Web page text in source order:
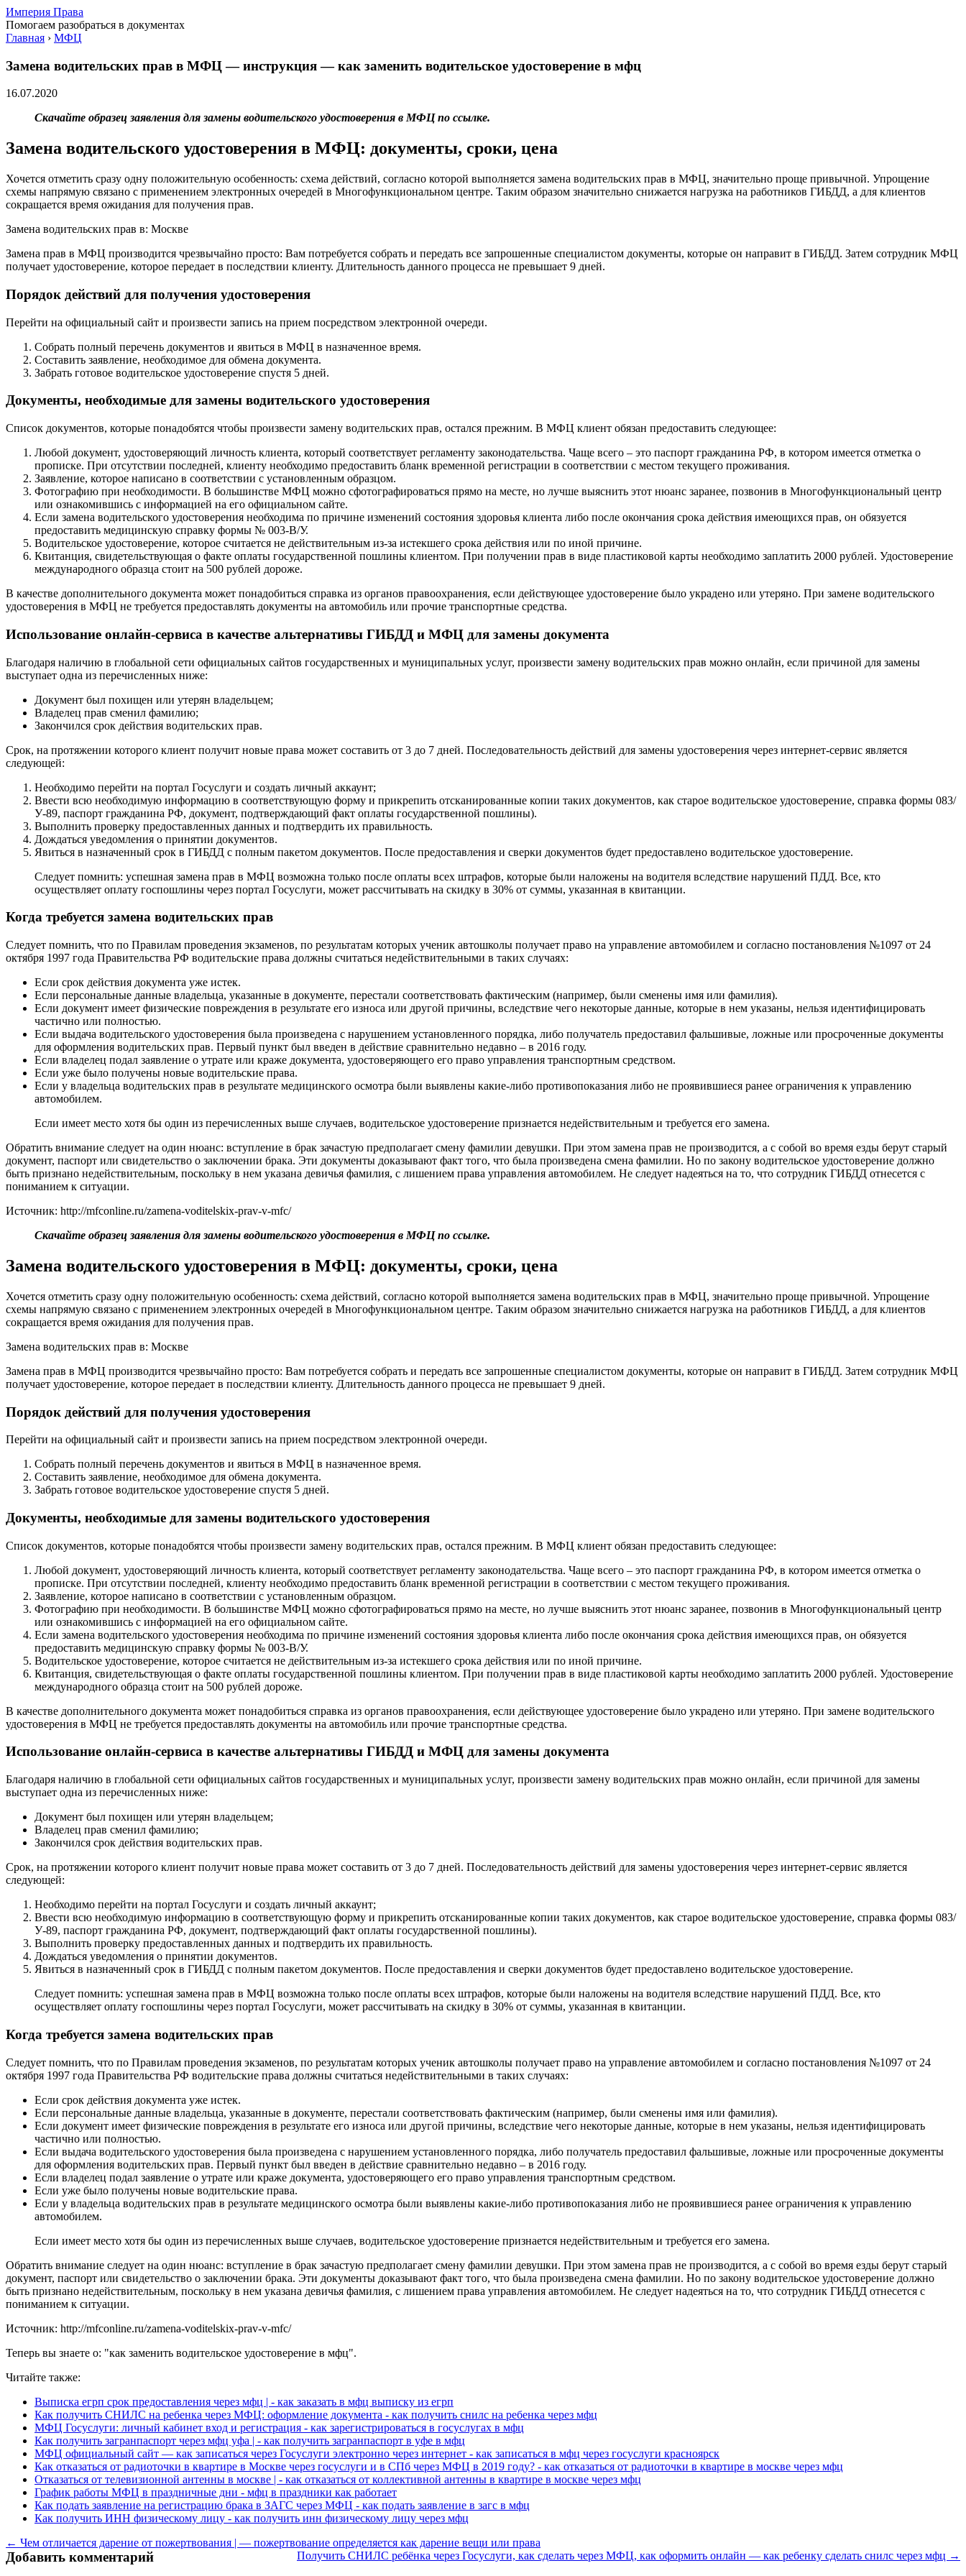
Империя Права
Помогаем разобраться в документах
Главная › МФЦ
Замена водительских прав в МФЦ — инструкция — как заменить водительское удостоверение в мфц
16.07.2020
Скачайте образец заявления для замены водительского удостоверения в МФЦ по ссылке.
Замена водительского удостоверения в МФЦ: документы, сроки, цена
Хочется отметить сразу одну положительную особенность: схема действий, согласно которой выполняется замена водительских прав в МФЦ, значительно проще привычной. Упрощение
схемы напрямую связано с применением электронных очередей в Многофункциональном центре. Таким образом значительно снижается нагрузка на работников ГИБДД, а для клиентов
сокращается время ожидания для получения прав.
Замена водительских прав в: Москве
Замена прав в МФЦ производится чрезвычайно просто: Вам потребуется собрать и передать все запрошенные специалистом документы, которые он направит в ГИБДД. Затем сотрудник МФЦ
получает удостоверение, которое передает в последствии клиенту. Длительность данного процесса не превышает 9 дней.
Порядок действий для получения удостоверения
Перейти на официальный сайт и произвести запись на прием посредством электронной очереди.
Собрать полный перечень документов и явиться в МФЦ в назначенное время.
Составить заявление, необходимое для обмена документа.
Забрать готовое водительское удостоверение спустя 5 дней.
Документы, необходимые для замены водительского удостоверения
Список документов, которые понадобятся чтобы произвести замену водительских прав, остался прежним. В МФЦ клиент обязан предоставить следующее:
Любой документ, удостоверяющий личность клиента, который соответствует регламенту законодательства. Чаще всего – это паспорт гражданина РФ, в котором имеется отметка о
прописке. При отсутствии последней, клиенту необходимо предоставить бланк временной регистрации в соответствии с местом текущего проживания.
Заявление, которое написано в соответствии с установленным образцом.
Фотографию при необходимости. В большинстве МФЦ можно сфотографироваться прямо на месте, но лучше выяснить этот нюанс заранее, позвонив в Многофункциональный центр
или ознакомившись с информацией на его официальном сайте.
Если замена водительского удостоверения необходима по причине изменений состояния здоровья клиента либо после окончания срока действия имеющихся прав, он обязуется
предоставить медицинскую справку формы № 003-В/У.
Водительское удостоверение, которое считается не действительным из-за истекшего срока действия или по иной причине.
Квитанция, свидетельствующая о факте оплаты государственной пошлины клиентом. При получении прав в виде пластиковой карты необходимо заплатить 2000 рублей. Удостоверение
международного образца стоит на 500 рублей дороже.
В качестве дополнительного документа может понадобиться справка из органов правоохранения, если действующее удостоверение было украдено или утеряно. При замене водительского
удостоверения в МФЦ не требуется предоставлять документы на автомобиль или прочие транспортные средства.
Использование онлайн-сервиса в качестве альтернативы ГИБДД и МФЦ для замены документа
Благодаря наличию в глобальной сети официальных сайтов государственных и муниципальных услуг, произвести замену водительских прав можно онлайн, если причиной для замены
выступает одна из перечисленных ниже:
Документ был похищен или утерян владельцем;
Владелец прав сменил фамилию;
Закончился срок действия водительских прав.
Срок, на протяжении которого клиент получит новые права может составить от 3 до 7 дней. Последовательность действий для замены удостоверения через интернет-сервис является
следующей:
Необходимо перейти на портал Госуслуги и создать личный аккаунт;
Ввести всю необходимую информацию в соответствующую форму и прикрепить отсканированные копии таких документов, как старое водительское удостоверение, справка формы 083/
У-89, паспорт гражданина РФ, документ, подтверждающий факт оплаты государственной пошлины).
Выполнить проверку предоставленных данных и подтвердить их правильность.
Дождаться уведомления о принятии документов.
Явиться в назначенный срок в ГИБДД с полным пакетом документов. После предоставления и сверки документов будет предоставлено водительское удостоверение.
Следует помнить: успешная замена прав в МФЦ возможна только после оплаты всех штрафов, которые были наложены на водителя вследствие нарушений ПДД. Все, кто
осуществляет оплату госпошлины через портал Госуслуги, может рассчитывать на скидку в 30% от суммы, указанная в квитанции.
Когда требуется замена водительских прав
Следует помнить, что по Правилам проведения экзаменов, по результатам которых ученик автошколы получает право на управление автомобилем и согласно постановления №1097 от 24
октября 1997 года Правительства РФ водительские права должны считаться недействительными в таких случаях:
Если срок действия документа уже истек.
Если персональные данные владельца, указанные в документе, перестали соответствовать фактическим (например, были сменены имя или фамилия).
Если документ имеет физические повреждения в результате его износа или другой причины, вследствие чего некоторые данные, которые в нем указаны, нельзя идентифицировать
частично или полностью.
Если выдача водительского удостоверения была произведена с нарушением установленного порядка, либо получатель предоставил фальшивые, ложные или просроченные документы
для оформления водительских прав. Первый пункт был введен в действие сравнительно недавно – в 2016 году.
Если владелец подал заявление о утрате или краже документа, удостоверяющего его право управления транспортным средством.
Если уже было получены новые водительские права.
Если у владельца водительских прав в результате медицинского осмотра были выявлены какие-либо противопоказания либо не проявившиеся ранее ограничения к управлению
автомобилем.
Если имеет место хотя бы один из перечисленных выше случаев, водительское удостоверение признается недействительным и требуется его замена.
Обратить внимание следует на один нюанс: вступление в брак зачастую предполагает смену фамилии девушки. При этом замена прав не производится, а с собой во время езды берут старый
документ, паспорт или свидетельство о заключении брака. Эти документы доказывают факт того, что была произведена смена фамилии. Но по закону водительское удостоверение должно
быть признано недействительным, поскольку в нем указана девичья фамилия, с лишением права управления автомобилем. Не следует надеяться на то, что сотрудник ГИБДД отнесется с
пониманием к ситуации.
Источник: http://mfconline.ru/zamena-voditelskix-prav-v-mfc/
Скачайте образец заявления для замены водительского удостоверения в МФЦ по ссылке.
Замена водительского удостоверения в МФЦ: документы, сроки, цена
Хочется отметить сразу одну положительную особенность: схема действий, согласно которой выполняется замена водительских прав в МФЦ, значительно проще привычной. Упрощение
схемы напрямую связано с применением электронных очередей в Многофункциональном центре. Таким образом значительно снижается нагрузка на работников ГИБДД, а для клиентов
сокращается время ожидания для получения прав.
Замена водительских прав в: Москве
Замена прав в МФЦ производится чрезвычайно просто: Вам потребуется собрать и передать все запрошенные специалистом документы, которые он направит в ГИБДД. Затем сотрудник МФЦ
получает удостоверение, которое передает в последствии клиенту. Длительность данного процесса не превышает 9 дней.
Порядок действий для получения удостоверения
Перейти на официальный сайт и произвести запись на прием посредством электронной очереди.
Собрать полный перечень документов и явиться в МФЦ в назначенное время.
Составить заявление, необходимое для обмена документа.
Забрать готовое водительское удостоверение спустя 5 дней.
Документы, необходимые для замены водительского удостоверения
Список документов, которые понадобятся чтобы произвести замену водительских прав, остался прежним. В МФЦ клиент обязан предоставить следующее:
Любой документ, удостоверяющий личность клиента, который соответствует регламенту законодательства. Чаще всего – это паспорт гражданина РФ, в котором имеется отметка о
прописке. При отсутствии последней, клиенту необходимо предоставить бланк временной регистрации в соответствии с местом текущего проживания.
Заявление, которое написано в соответствии с установленным образцом.
Фотографию при необходимости. В большинстве МФЦ можно сфотографироваться прямо на месте, но лучше выяснить этот нюанс заранее, позвонив в Многофункциональный центр
или ознакомившись с информацией на его официальном сайте.
Если замена водительского удостоверения необходима по причине изменений состояния здоровья клиента либо после окончания срока действия имеющихся прав, он обязуется
предоставить медицинскую справку формы № 003-В/У.
Водительское удостоверение, которое считается не действительным из-за истекшего срока действия или по иной причине.
Квитанция, свидетельствующая о факте оплаты государственной пошлины клиентом. При получении прав в виде пластиковой карты необходимо заплатить 2000 рублей. Удостоверение
международного образца стоит на 500 рублей дороже.
В качестве дополнительного документа может понадобиться справка из органов правоохранения, если действующее удостоверение было украдено или утеряно. При замене водительского
удостоверения в МФЦ не требуется предоставлять документы на автомобиль или прочие транспортные средства.
Использование онлайн-сервиса в качестве альтернативы ГИБДД и МФЦ для замены документа
Благодаря наличию в глобальной сети официальных сайтов государственных и муниципальных услуг, произвести замену водительских прав можно онлайн, если причиной для замены
выступает одна из перечисленных ниже:
Документ был похищен или утерян владельцем;
Владелец прав сменил фамилию;
Закончился срок действия водительских прав.
Срок, на протяжении которого клиент получит новые права может составить от 3 до 7 дней. Последовательность действий для замены удостоверения через интернет-сервис является
следующей:
Необходимо перейти на портал Госуслуги и создать личный аккаунт;
Ввести всю необходимую информацию в соответствующую форму и прикрепить отсканированные копии таких документов, как старое водительское удостоверение, справка формы 083/
У-89, паспорт гражданина РФ, документ, подтверждающий факт оплаты государственной пошлины).
Выполнить проверку предоставленных данных и подтвердить их правильность.
Дождаться уведомления о принятии документов.
Явиться в назначенный срок в ГИБДД с полным пакетом документов. После предоставления и сверки документов будет предоставлено водительское удостоверение.
Следует помнить: успешная замена прав в МФЦ возможна только после оплаты всех штрафов, которые были наложены на водителя вследствие нарушений ПДД. Все, кто
осуществляет оплату госпошлины через портал Госуслуги, может рассчитывать на скидку в 30% от суммы, указанная в квитанции.
Когда требуется замена водительских прав
Следует помнить, что по Правилам проведения экзаменов, по результатам которых ученик автошколы получает право на управление автомобилем и согласно постановления №1097 от 24
октября 1997 года Правительства РФ водительские права должны считаться недействительными в таких случаях:
Если срок действия документа уже истек.
Если персональные данные владельца, указанные в документе, перестали соответствовать фактическим (например, были сменены имя или фамилия).
Если документ имеет физические повреждения в результате его износа или другой причины, вследствие чего некоторые данные, которые в нем указаны, нельзя идентифицировать
частично или полностью.
Если выдача водительского удостоверения была произведена с нарушением установленного порядка, либо получатель предоставил фальшивые, ложные или просроченные документы
для оформления водительских прав. Первый пункт был введен в действие сравнительно недавно – в 2016 году.
Если владелец подал заявление о утрате или краже документа, удостоверяющего его право управления транспортным средством.
Если уже было получены новые водительские права.
Если у владельца водительских прав в результате медицинского осмотра были выявлены какие-либо противопоказания либо не проявившиеся ранее ограничения к управлению
автомобилем.
Если имеет место хотя бы один из перечисленных выше случаев, водительское удостоверение признается недействительным и требуется его замена.
Обратить внимание следует на один нюанс: вступление в брак зачастую предполагает смену фамилии девушки. При этом замена прав не производится, а с собой во время езды берут старый
документ, паспорт или свидетельство о заключении брака. Эти документы доказывают факт того, что была произведена смена фамилии. Но по закону водительское удостоверение должно
быть признано недействительным, поскольку в нем указана девичья фамилия, с лишением права управления автомобилем. Не следует надеяться на то, что сотрудник ГИБДД отнесется с
пониманием к ситуации.
Источник: http://mfconline.ru/zamena-voditelskix-prav-v-mfc/
Теперь вы знаете о: "как заменить водительское удостоверение в мфц".
Читайте также:
Выписка егрп срок предоставления через мфц | - как заказать в мфц выписку из егрп
Как получить СНИЛС на ребенка через МФЦ: оформление документа - как получить снилс на ребенка через мфц
МФЦ Госуслуги: личный кабинет вход и регистрация - как зарегистрироваться в госуслугах в мфц
Как получить загранпаспорт через мфц уфа | - как получить загранпаспорт в уфе в мфц
МФЦ официальный сайт — как записаться через Госуслуги электронно через интернет - как записаться в мфц через госуслуги красноярск
Как отказаться от радиоточки в квартире в Москве через госуслуги и в СПб через МФЦ в 2019 году? - как отказаться от радиоточки в квартире в москве через мфц
Отказаться от телевизионной антенны в москве | - как отказаться от коллективной антенны в квартире в москве через мфц
График работы МФЦ в праздничные дни - мфц в праздники как работает
Как подать заявление на регистрацию брака в ЗАГС через МФЦ - как подать заявление в загс в мфц
Как получить ИНН физическому лицу - как получить инн физическому лицу через мфц
← Чем отличается дарение от пожертвования | — пожертвование определяется как дарение вещи или права
Получить СНИЛС ребёнка через Госуслуги, как сделать через МФЦ, как оформить онлайн — как ребенку сделать снилс через мфц →
Добавить комментарий